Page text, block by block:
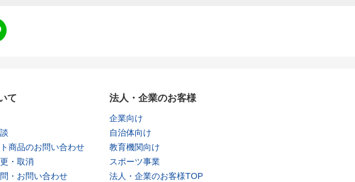
て
商品のお問い合わせ
・取消
・お問い合わせ
法人・企業のお客様
企業向け
自治体向け
教育機関向け
スポーツ事業
法人・企業のお客様TOP